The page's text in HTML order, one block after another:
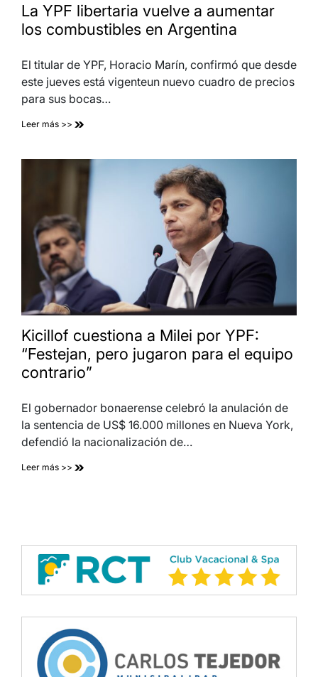
La YPF libertaria vuelve a aumentar
los combustibles en Argentina
El titular de YPF, Horacio Marín, confirmó que desde
este jueves está vigenteun nuevo cuadro de precios
para sus bocas…
Leer más >>
Kicillof cuestiona a Milei por YPF:
“Festejan, pero jugaron para el equipo
contrario”
El gobernador bonaerense celebró la anulación de
la sentencia de US$ 16.000 millones en Nueva York,
defendió la nacionalización de…
Leer más >>